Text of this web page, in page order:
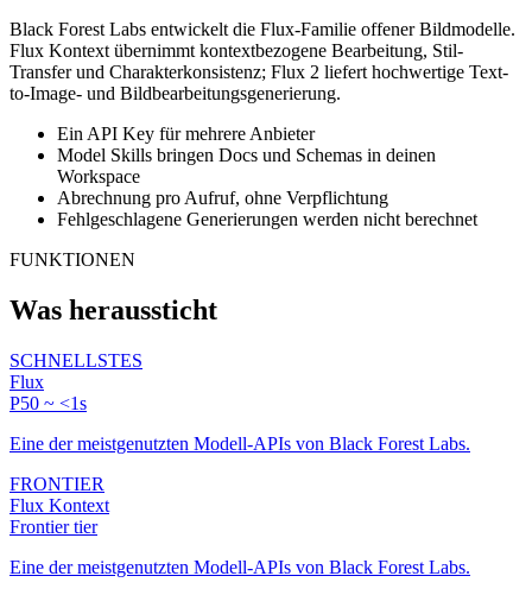
Black Forest Labs entwickelt die Flux-Familie offener Bildmodelle.
Flux Kontext übernimmt kontextbezogene Bearbeitung, Stil-
Transfer und Charakterkonsistenz; Flux 2 liefert hochwertige Text-
to-Image- und Bildbearbeitungsgenerierung.
Ein API Key für mehrere Anbieter
Model Skills bringen Docs und Schemas in deinen
Workspace
Abrechnung pro Aufruf, ohne Verpflichtung
Fehlgeschlagene Generierungen werden nicht berechnet
FUNKTIONEN
Was heraussticht
SCHNELLSTES
Flux
P50 ~ <1s
Eine der meistgenutzten Modell-APIs von Black Forest Labs.
FRONTIER
Flux Kontext
Frontier tier
Eine der meistgenutzten Modell-APIs von Black Forest Labs.